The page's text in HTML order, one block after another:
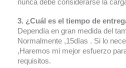
nunca debe considerarse la
3. ¿Cuál es el tiempo de
Dependía en gran medida del
Normalmente ,15días . Si lo
,Haremos mi mejor esfuerzo
requisitos.